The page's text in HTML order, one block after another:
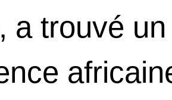
a trouvé